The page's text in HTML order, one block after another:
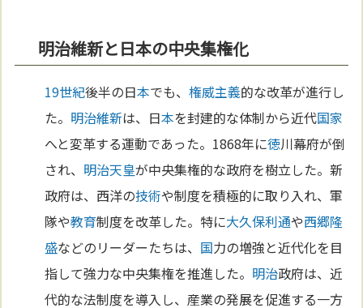
明治維新と日本の中央集権化
19世紀後半の日本でも、権威主義的な改革が進行し
た。 明治維新は、日本を封建的な体制から近代国家
へと変革する運動であった。1868年に徳川幕府が倒
され、 明治天皇が中央集権的な政府を樹立した。新
政府は、西洋の技術や制度を積極的に取り入れ、軍
隊や教育制度を改革した。特に大久保利通や西郷隆
盛などのリーダーたちは、 国力の増強と近代化を目
指して強力な中央集権を推進した。 明治政府は、近
代的な法制度を導入し、産業の発展を促進する一方